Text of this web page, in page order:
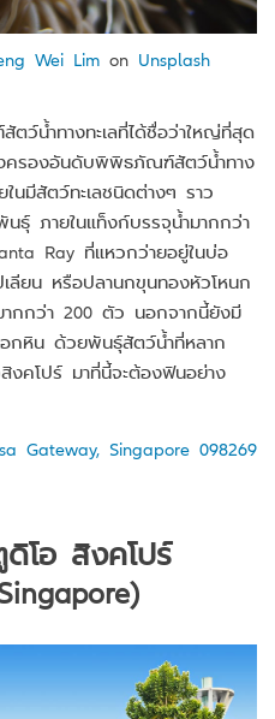
Wei Limon Unsplash
ว์น้ำทางทะเลที่ได้ชื่อว่าใหญ่ที่สุด
งครองอันดับพิพิธภัณฑ์สัตว์น้ำทาง
นมีสัตว์ทะเลชนิดต่างๆ ราว
ธุ์ ภายในแท็งก์บรรจุน้ำมากกว่า
Ray ที่แหวกว่ายอยู่ในบ่อ
ลียน หรือปลานกขุนทองหัวโหนก
ากกว่า 200 ตัว นอกจากนี้ยังมี
อกหิน ด้วยพันธุ์สัตว์น้ำที่หลาก
งคโปร์ มาที่นี้จะต้องฟินอย่าง
Gateway, Singapore 098269
โอ สิงคโปร์